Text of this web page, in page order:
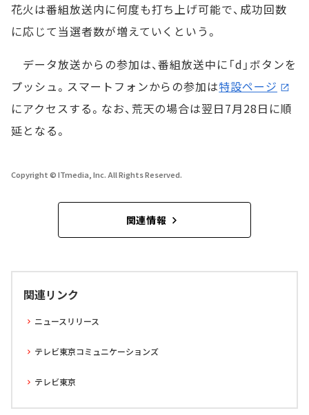
花火は番組放送内に何度も打ち上げ可能で、成功回数
に応じて当選者数が増えていくという。
データ放送からの参加は、番組放送中に「d」ボタンを
プッシュ。スマートフォンからの参加は特設ページ
にアクセスする。なお、荒天の場合は翌日7月28日に順
延となる。
Copyright © ITmedia, Inc. All Rights Reserved.
関連情報
関連リンク
ニュースリリース
テレビ東京コミュニケーションズ
テレビ東京